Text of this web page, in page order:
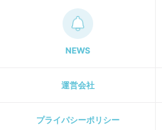
NEWS
運営会社
プライパシーポリシー